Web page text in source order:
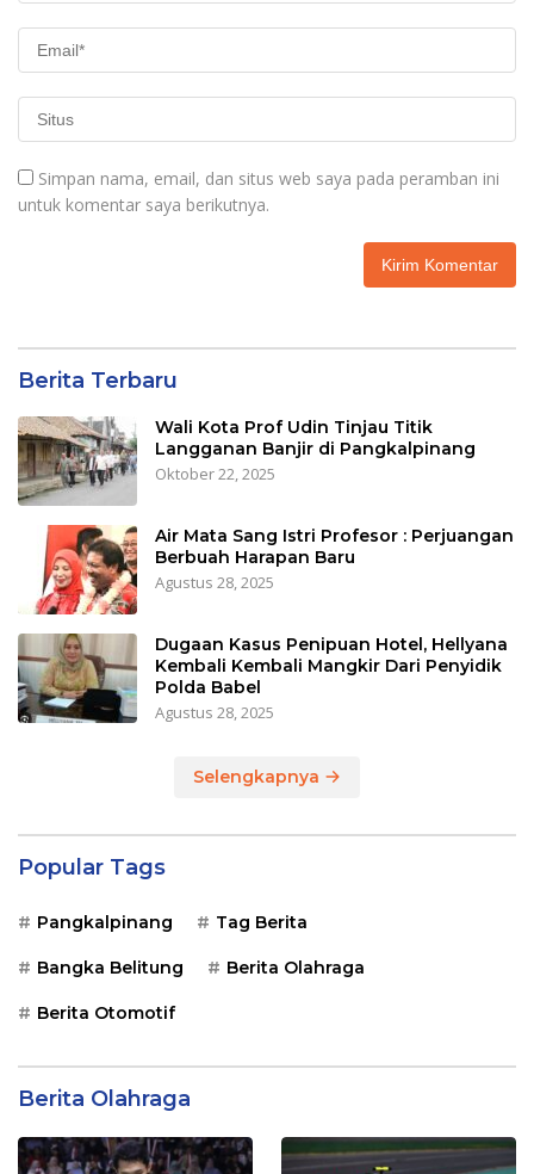
Simpan nama, email, dan situs web saya pada peramban ini
untuk komentar saya berikutnya.
Berita Terbaru
Wali Kota Prof Udin Tinjau Titik
Langganan Banjir di Pangkalpinang
Oktober 22, 2025
Air Mata Sang Istri Profesor : Perjuangan
Berbuah Harapan Baru
Agustus 28, 2025
Dugaan Kasus Penipuan Hotel, Hellyana
Kembali Kembali Mangkir Dari Penyidik
Polda Babel
Agustus 28, 2025
Selengkapnya
Popular Tags
Pangkalpinang Tag Berita
Bangka Belitung Berita Olahraga
Berita Otomotif
Berita Olahraga